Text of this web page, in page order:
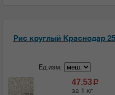
Рис круглый Краснодар
Ед.изм:
47.53 c
за 1 кг